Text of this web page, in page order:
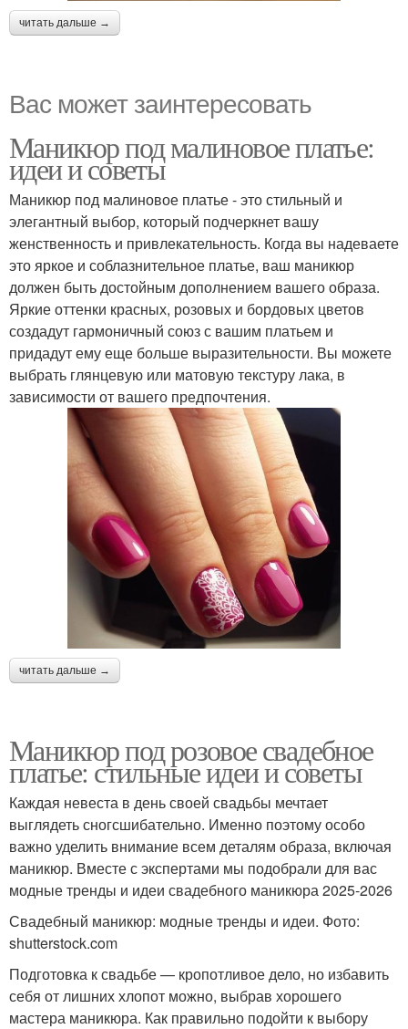
читать дальше →
Вас может заинтересовать
Маникюр под малиновое платье:
идеи и советы
Маникюр под малиновое платье - это стильный и
элегантный выбор, который подчеркнет вашу
женственность и привлекательность. Когда вы надеваете
это яркое и соблазнительное платье, ваш маникюр
должен быть достойным дополнением вашего образа.
Яркие оттенки красных, розовых и бордовых цветов
создадут гармоничный союз с вашим платьем и
придадут ему еще больше выразительности. Вы можете
выбрать глянцевую или матовую текстуру лака, в
зависимости от вашего предпочтения.
читать дальше →
Маникюр под розовое свадебное
платье: стильные идеи и советы
Каждая невеста в день своей свадьбы мечтает
выглядеть сногсшибательно. Именно поэтому особо
важно уделить внимание всем деталям образа, включая
маникюр. Вместе с экспертами мы подобрали для вас
модные тренды и идеи свадебного маникюра 2025-2026
Свадебный маникюр: модные тренды и идеи. Фото:
shutterstock.com
Подготовка к свадьбе — кропотливое дело, но избавить
себя от лишних хлопот можно, выбрав хорошего
мастера маникюра. Как правильно подойти к выбору